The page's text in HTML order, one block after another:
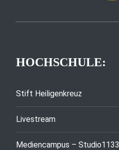
HOCHSCHULE:
Stift Heiligenkreuz
Livestream
Mediencampus – Studio1133